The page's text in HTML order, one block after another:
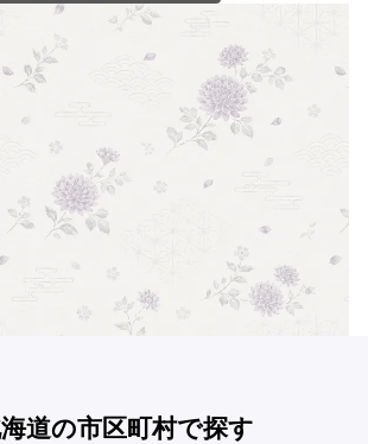
海道の市区町村で探す